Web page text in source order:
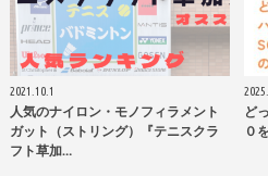
2021.10.1
人気のナイロン・モノフィラメント
ガット（ストリング）『テニスクラ
フト草加…
ど
０